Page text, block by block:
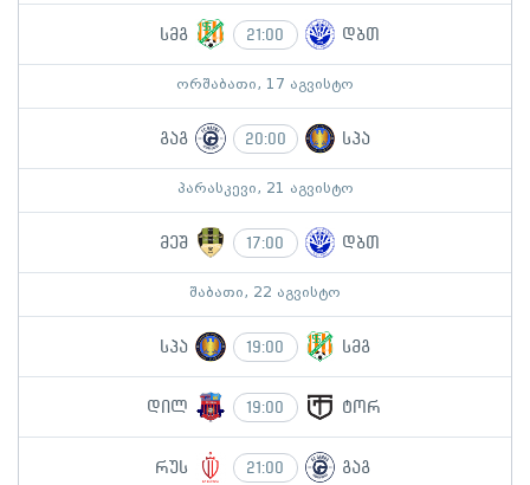
სმგ 21:00 დბთ
ორშაბათი, 17 აგვისტო
გაგ 20:00 სპა
პარასკევი, 21 აგვისტო
მეშ 17:00 დბთ
შაბათი, 22 აგვისტო
სპა 19:00 სმგ
დილ 19:00 ტორ
რუს 21:00 გაგ